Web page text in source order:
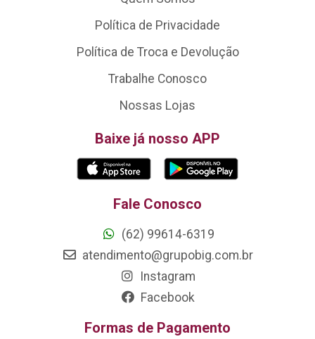
Política de Privacidade
Política de Troca e Devolução
Trabalhe Conosco
Nossas Lojas
Baixe já nosso APP
Fale Conosco
(62) 99614-6319
atendimento@grupobig.com.br
Instagram
Facebook
Formas de Pagamento